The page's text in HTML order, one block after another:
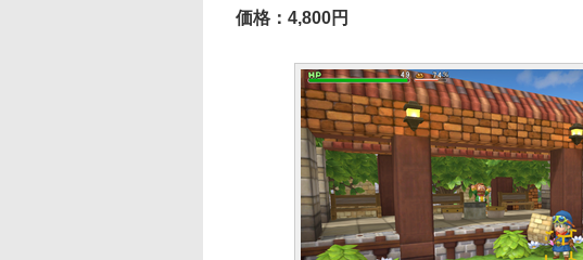
価格：4,800円